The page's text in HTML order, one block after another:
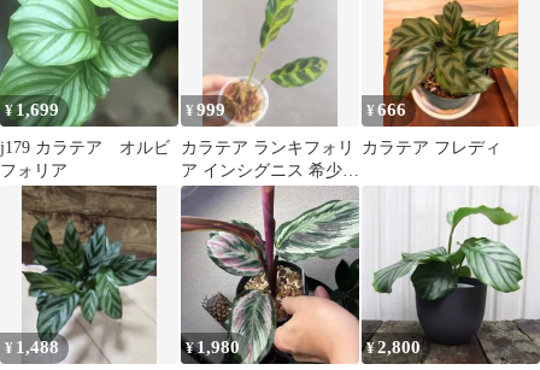
¥ 1,699
j179 カラテア オルビ
フォリア
¥999
カラテア ランキフォリ
ア インシグニス 希少
美葉 B
¥666
カラテア フレディ
¥ 1,488 ¥1,980 ¥2,800